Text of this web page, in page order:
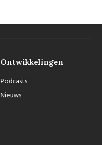
Ontwikkelingen
Podcasts
Nieuws